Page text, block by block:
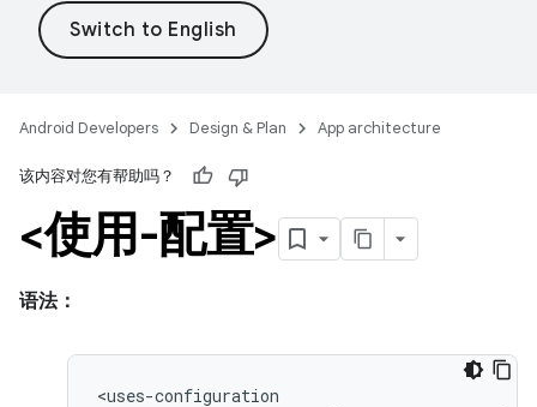
Android Developers Design & Plan App architecture
该内容对您有帮助吗？
<使用-配置>
语法：